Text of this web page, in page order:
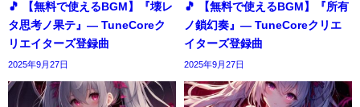
🎵 【無料で使えるBGM】『壊レ
タ思考ノ果テ』― TuneCoreク
リエイターズ登録曲
2025年9月27日
🎵 【無料で使えるBGM】『所有
ノ鎖幻奏』― TuneCoreクリエ
イターズ登録曲
2025年9月27日